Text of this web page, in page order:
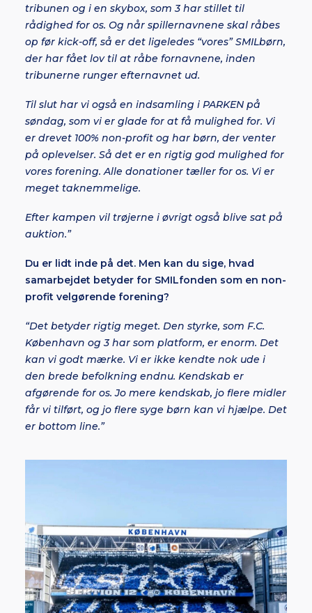
tribunen og i en skybox, som 3 har stillet til
rådighed for os. Og når spillernavnene skal råbes
op før kick-off, så er det ligeledes “vores” SMILbørn,
der har fået lov til at råbe fornavnene, inden
tribunerne runger efternavnet ud.
Til slut har vi også en indsamling i PARKEN på
søndag, som vi er glade for at få mulighed for. Vi
er drevet 100% non-profit og har børn, der venter
på oplevelser. Så det er en rigtig god mulighed for
vores forening. Alle donationer tæller for os. Vi er
meget taknemmelige.
Efter kampen vil trøjerne i øvrigt også blive sat på
auktion.”
Du er lidt inde på det. Men kan du sige, hvad
samarbejdet betyder for SMILfonden som en non-
profit velgørende forening?
“Det betyder rigtig meget. Den styrke, som F.C.
København og 3 har som platform, er enorm. Det
kan vi godt mærke. Vi er ikke kendte nok ude i
den brede befolkning endnu. Kendskab er
afgørende for os. Jo mere kendskab, jo flere midler
får vi tilført, og jo flere syge børn kan vi hjælpe. Det
er bottom line.”